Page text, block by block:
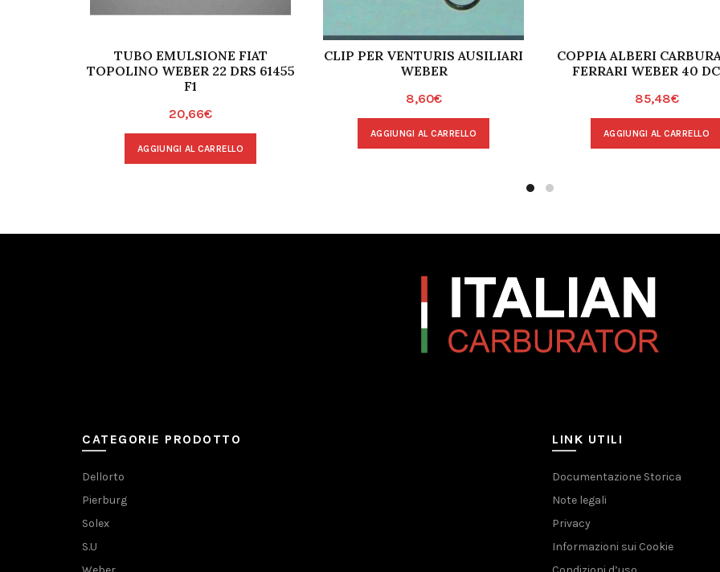
TUBO EMULSIONE FIAT
TOPOLINO WEBER 22 DRS 61455
F1
20,66€
AGGIUNGI AL CARRELLO
CLIP PER VENTURIS AUSILIARI
WEBER
8,60€
AGGIUNGI AL CARRELLO
COPPIA ALBERI
FERRARI WEBER 40
85,48€
AGGIUNGI AL CARRELLO
CATEGORIE PRODOTTO
Dellorto
Pierburg
Solex
S.U
LINK UTILI
Documentazione Storica
Note legali
Privacy
Informazioni sui Cookie